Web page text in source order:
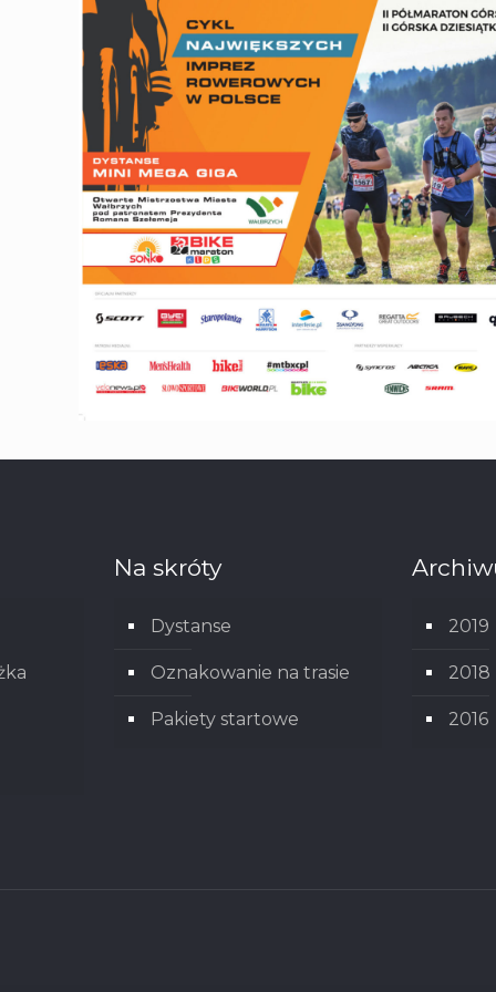
Na skróty
Dystanse
Oznakowanie na trasie
Pakiety startowe
2019
2018
2016